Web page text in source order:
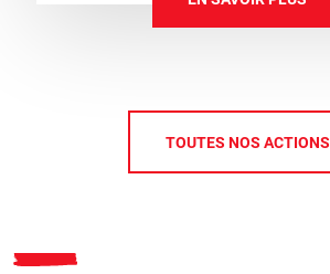
TOUTES NOS ACTIONS